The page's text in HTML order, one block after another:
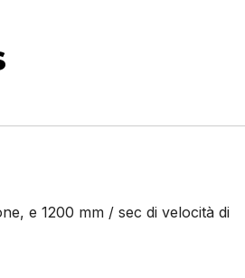
e 1200 mm / sec di velocità di